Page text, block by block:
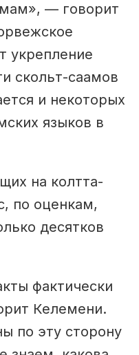
финский
язык и
языки
Финляндии.
более чем
— говорит
укрепление
скольт-саамов
и некоторых
языков в
на колтта-
по оценкам,
десятков
фактически
Келемени.
по эту сторону